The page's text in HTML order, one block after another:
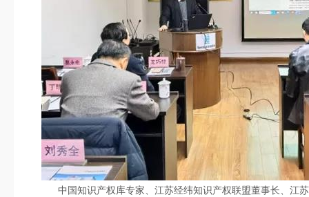
中国知识产权库专家、江苏经纬知识产权联盟董事长、江